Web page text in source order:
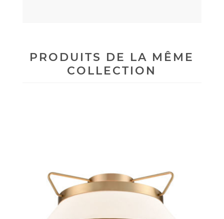
PRODUITS DE LA MÊME
COLLECTION